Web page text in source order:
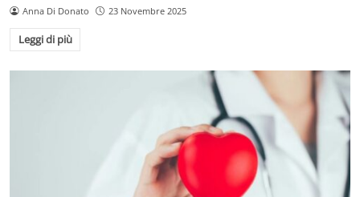
Anna Di Donato 23 Novembre 2025
Leggi di più